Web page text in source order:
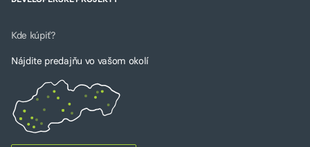
Kde kúpiť?
Nájdite predajňu vo vašom okolí